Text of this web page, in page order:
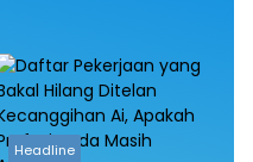
Headline